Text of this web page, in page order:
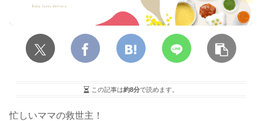
この記事は約8分で読めます。
忙しいママの救世主！